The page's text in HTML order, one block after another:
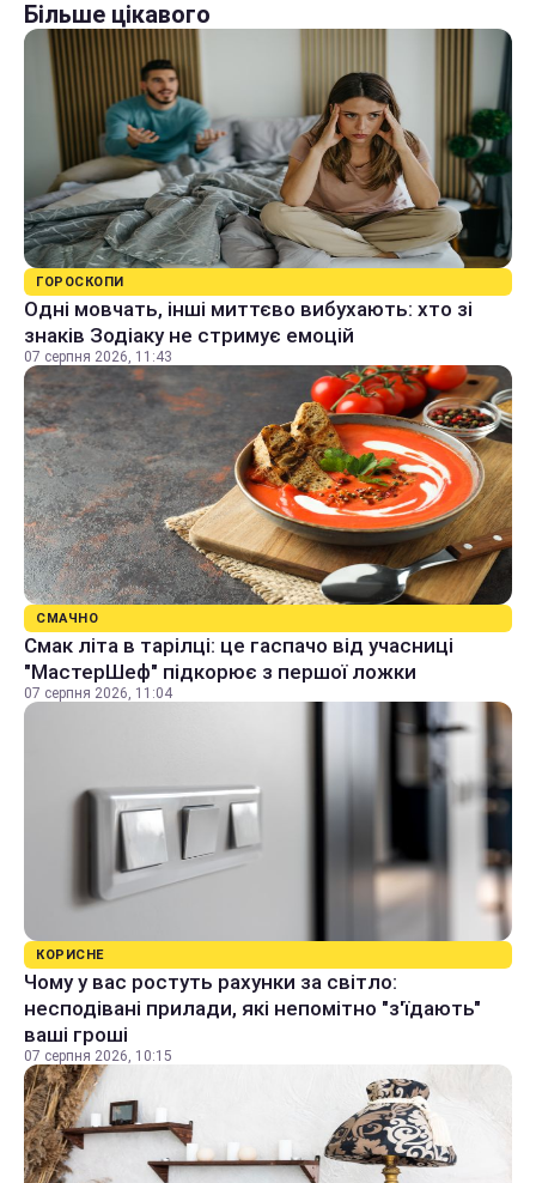
Більше цікавого
ГОРОСКОПИ
Одні мовчать, інші миттєво вибухають: хто зі
знаків Зодіаку не стримує емоцій
07 серпня 2026, 11:43
СМАЧНО
Смак літа в тарілці: це гаспачо від учасниці
"МастерШеф" підкорює з першої ложки
07 серпня 2026, 11:04
КОРИСНЕ
Чому у вас ростуть рахунки за світло:
несподівані прилади, які непомітно "з'їдають"
ваші гроші
07 серпня 2026, 10:15